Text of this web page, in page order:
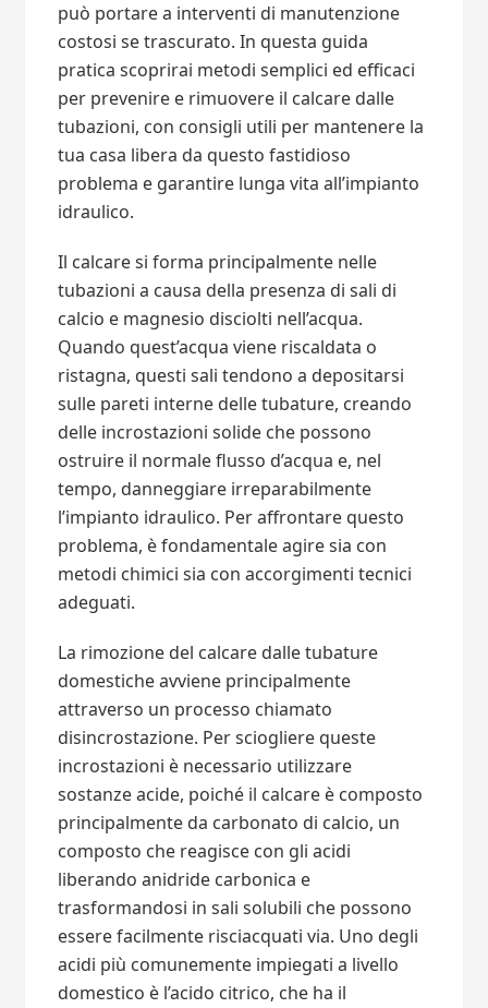
può portare a interventi di manutenzione
costosi se trascurato. In questa guida
pratica scoprirai metodi semplici ed efficaci
per prevenire e rimuovere il calcare dalle
tubazioni, con consigli utili per mantenere la
tua casa libera da questo fastidioso
problema e garantire lunga vita all’impianto
idraulico.
Il calcare si forma principalmente nelle
tubazioni a causa della presenza di sali di
calcio e magnesio disciolti nell’acqua.
Quando quest’acqua viene riscaldata o
ristagna, questi sali tendono a depositarsi
sulle pareti interne delle tubature, creando
delle incrostazioni solide che possono
ostruire il normale flusso d’acqua e, nel
tempo, danneggiare irreparabilmente
l’impianto idraulico. Per affrontare questo
problema, è fondamentale agire sia con
metodi chimici sia con accorgimenti tecnici
adeguati.
La rimozione del calcare dalle tubature
domestiche avviene principalmente
attraverso un processo chiamato
disincrostazione. Per sciogliere queste
incrostazioni è necessario utilizzare
sostanze acide, poiché il calcare è composto
principalmente da carbonato di calcio, un
composto che reagisce con gli acidi
liberando anidride carbonica e
trasformandosi in sali solubili che possono
essere facilmente risciacquati via. Uno degli
acidi più comunemente impiegati a livello
domestico è l’acido citrico, che ha il